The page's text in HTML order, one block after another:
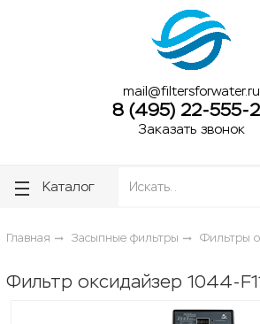
mail@filtersforwater.ru
8 (495) 22-555-
Заказать звонок
Каталог
Главная Засыпные фильтры Фильтры
Фильтр оксидайзер 1044-